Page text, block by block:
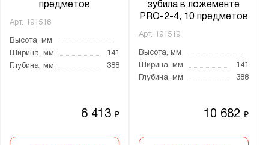
предметов
Арт. 191518
Высота, мм
Ширина, мм
141
Глубина, мм
388
6 413₽
зубила в ложементе
PRO-2-4, 10 предметов
Арт. 191519
Высота, мм
Ширина, мм
141
Глубина, мм
388
10 682₽